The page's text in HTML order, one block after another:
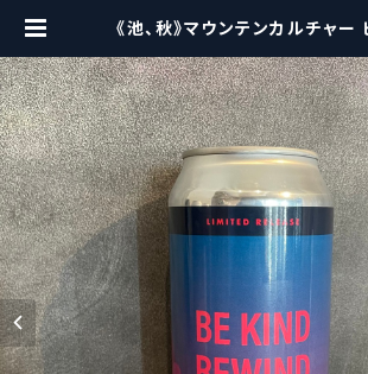
《池、秋》マウンテンカルチャー
ure Be Kind Rewind |
rscissors